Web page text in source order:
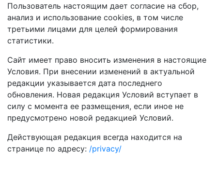
Пользователь настоящим дает согласие на сбор,
анализ и использование cookies, в том числе
третьими лицами для целей формирования
статистики.
Сайт имеет право вносить изменения в настоящие
Условия. При внесении изменений в актуальной
редакции указывается дата последнего
обновления. Новая редакция Условий вступает в
силу с момента ее размещения, если иное не
предусмотрено новой редакцией Условий.
Действующая редакция всегда находится на
странице по адресу: /privacy/